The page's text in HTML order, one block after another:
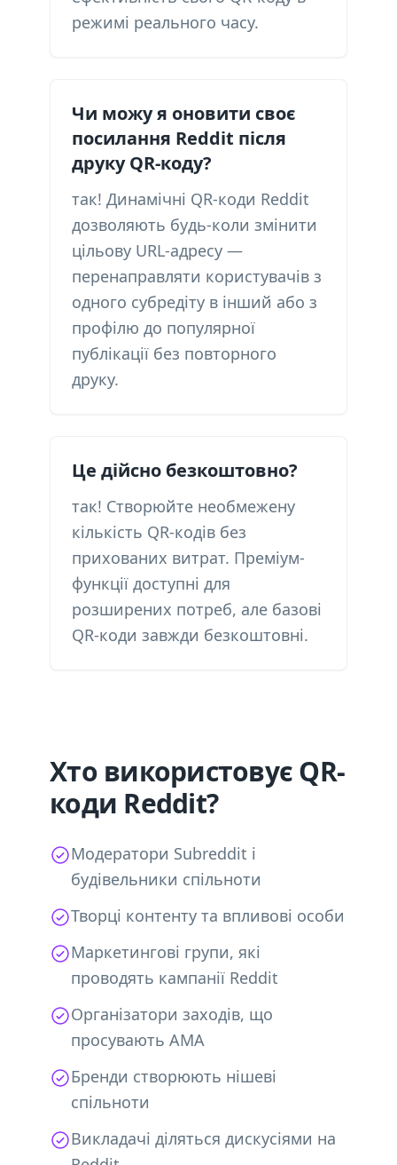
режимі реального часу.
Чи можу я оновити своє
посилання Reddit після
друку QR-коду?
так! Динамічні QR-коди Reddit
дозволяють будь-коли змінити
цільову URL-адресу —
перенаправляти користувачів з
одного субредіту в інший або з
профілю до популярної
публікації без повторного
друку.
Це дійсно безкоштовно?
так! Створюйте необмежену
кількість QR-кодів без
прихованих витрат. Преміум-
функції доступні для
розширених потреб, але базові
QR-коди завжди безкоштовні.
Хто використовує QR-
коди Reddit?
Модератори Subreddit і
будівельники спільноти
Творці контенту та впливові особи
Маркетингові групи, які
проводять кампанії Reddit
Організатори заходів, що
просувають AMA
Бренди створюють нішеві
спільноти
Викладачі діляться дискусіями на